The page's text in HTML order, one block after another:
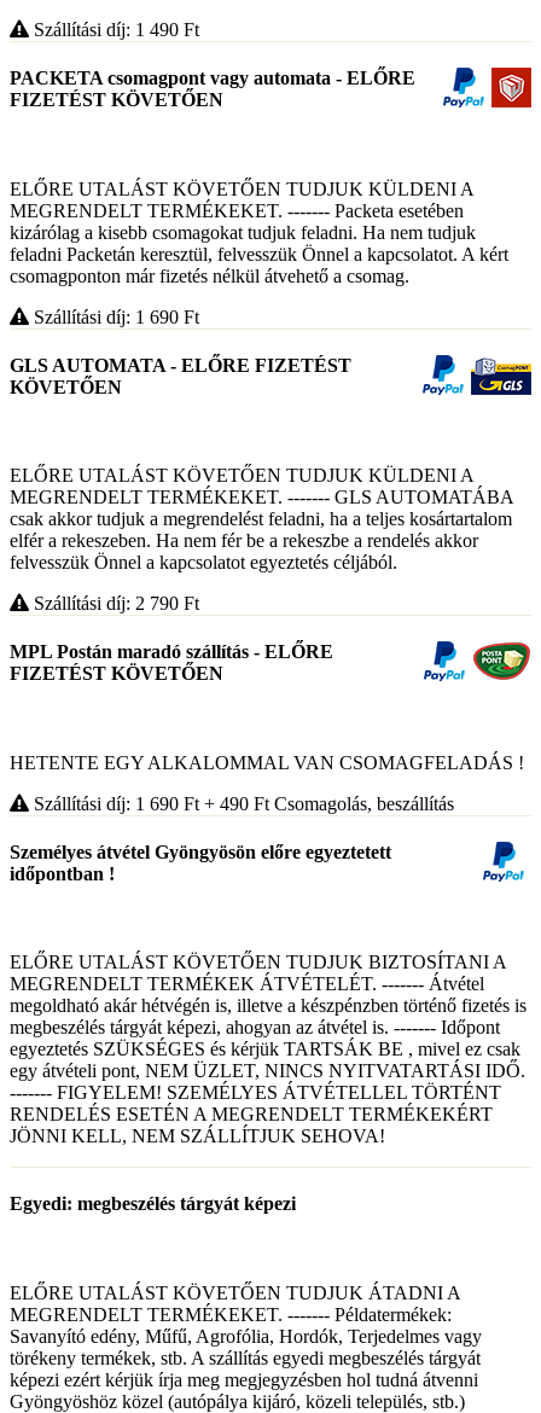
Szállítási díj: 1 490 Ft
PACKETA csomagpont vagy automata - ELŐRE
FIZETÉST KÖVETŐEN
ELŐRE UTALÁST KÖVETŐEN TUDJUK KÜLDENI A
MEGRENDELT TERMÉKEKET. ------- Packeta esetében
kizárólag a kisebb csomagokat tudjuk feladni. Ha nem tudjuk
feladni Packetán keresztül, felvesszük Önnel a kapcsolatot. A kért
csomagponton már fizetés nélkül átvehető a csomag.
Szállítási díj: 1 690 Ft
GLS AUTOMATA - ELŐRE FIZETÉST
KÖVETŐEN
ELŐRE UTALÁST KÖVETŐEN TUDJUK KÜLDENI A
MEGRENDELT TERMÉKEKET. ------- GLS AUTOMATÁBA
csak akkor tudjuk a megrendelést feladni, ha a teljes kosártartalom
elfér a rekeszeben. Ha nem fér be a rekeszbe a rendelés akkor
felvesszük Önnel a kapcsolatot egyeztetés céljából.
Szállítási díj: 2 790 Ft
MPL Postán maradó szállítás - ELŐRE
FIZETÉST KÖVETŐEN
HETENTE EGY ALKALOMMAL VAN CSOMAGFELADÁS !
Szállítási díj: 1 690 Ft + 490 Ft Csomagolás, beszállítás
Személyes átvétel Gyöngyösön előre egyeztetett
időpontban !
ELŐRE UTALÁST KÖVETŐEN TUDJUK BIZTOSÍTANI A
MEGRENDELT TERMÉKEK ÁTVÉTELÉT. ------- Átvétel
megoldható akár hétvégén is, illetve a készpénzben történő fizetés is
megbeszélés tárgyát képezi, ahogyan az átvétel is. ------- Időpont
egyeztetés SZÜKSÉGES és kérjük TARTSÁK BE , mivel ez csak
egy átvételi pont, NEM ÜZLET, NINCS NYITVATARTÁSI IDŐ.
------- FIGYELEM! SZEMÉLYES ÁTVÉTELLEL TÖRTÉNT
RENDELÉS ESETÉN A MEGRENDELT TERMÉKEKÉRT
JÖNNI KELL, NEM SZÁLLÍTJUK SEHOVA!
Egyedi: megbeszélés tárgyát képezi
ELŐRE UTALÁST KÖVETŐEN TUDJUK ÁTADNI A
MEGRENDELT TERMÉKEKET. ------- Példatermékek:
Savanyító edény, Műfű, Agrofólia, Hordók, Terjedelmes vagy
törékeny termékek, stb. A szállítás egyedi megbeszélés tárgyát
képezi ezért kérjük írja meg megjegyzésben hol tudná átvenni
Gyöngyöshöz közel (autópálya kijáró, közeli település, stb.)